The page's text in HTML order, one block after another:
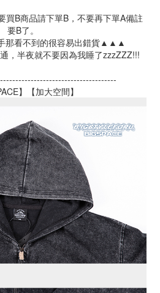
買B商品請下單B，不要再下單A備註
要B了。
那看不到的很容易出錯貨▲▲▲
，半夜就不要因為我睡了zzzZZZ!!!
】【加大空間】